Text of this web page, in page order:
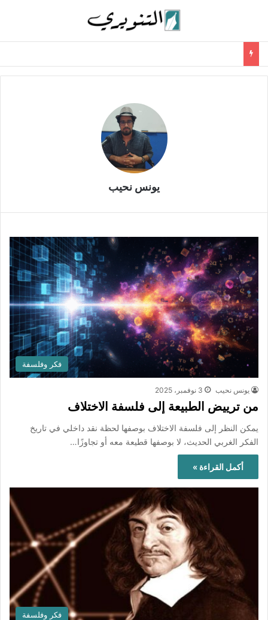
يونس نحيب
فكر وفلسفة
يونس نحيب 3 نوفمبر، 2025
من ترييض الطبيعة إلى فلسفة الاختلاف
يمكن النظر إلى فلسفة الاختلاف بوصفها لحظة نقد داخلي في تاريخ
الفكر الغربي الحديث، لا بوصفها قطيعة معه أو تجاوزًا…
أكمل القراءة »
فكر وفلسفة